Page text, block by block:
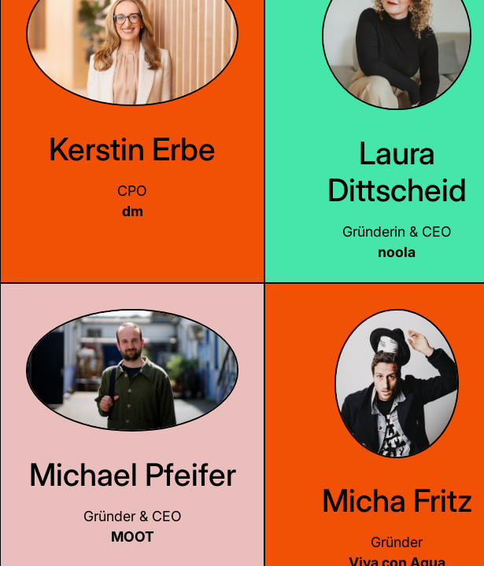
Kerstin Erbe
CPO
dm
LinkedIn
Laura
Dittscheid
Gründerin & CEO
noola
Michael Pfeifer
Gründer & CEO
MOOT
Micha Fritz
Gründer
Viva con Agua